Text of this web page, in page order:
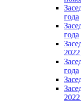
года
года
года